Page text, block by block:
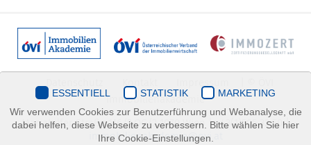
Immobilienakademie
Mariahilfer Straße 116/2.OG/2 1070 Wien | +43(1)505 32 50 |
immobilienakademie@ovi.at
ESSENTIELL STATISTIK
MARKETING
Wir verwenden Cookies zur Benutzerführung und Webanalyse, die
dabei helfen, diese Webseite zu verbessern. Bitte wählen Sie hier
Ihre Cookie-Einstellungen.